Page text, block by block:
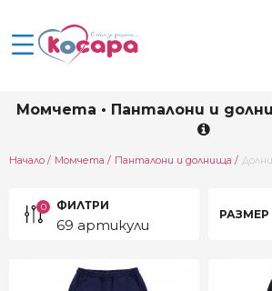
Момчета • Панталони и
Начало Момчета Панталони и долнища
0 ФИЛТРИ
69 артикули
РАЗМЕР